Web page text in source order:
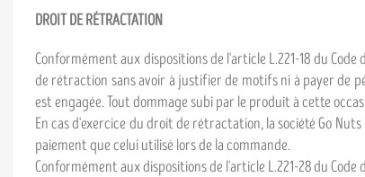
DROIT DE RÉTRACTATION
Conformément aux dispositions de l'article L.221-18 du
de rétraction sans avoir à justifier de motifs ni à payer de
est engagée. Tout dommage subi par le produit à cette
En cas d'exercice du droit de rétractation, la société Go
paiement que celui utilisé lors de la commande.
Conformément aux dispositions de l'article L.221-28 du